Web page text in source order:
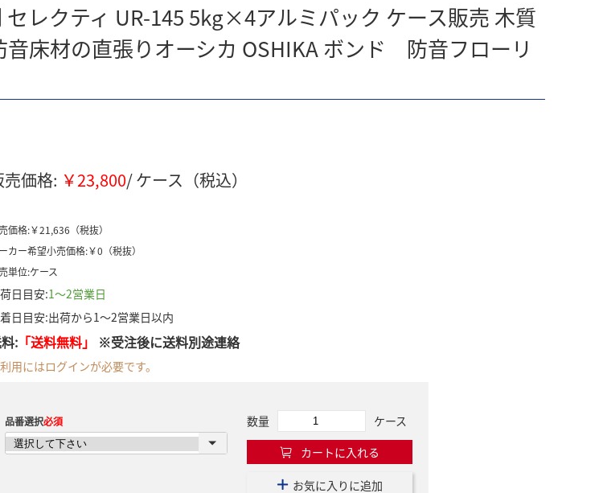
セレクティ UR-145 5kg×4アルミパック ケース販売 木質
床材の直張りオーシカ OSHIKA ボンド 防音フローリ
売価格: ￥23,800/ ケース（税込）
価格:￥21,636（税抜）
カー希望小売価格:￥0（税抜）
単位:ケース
日目安:1～2営業日
日目安:出荷から1～2営業日以内
: 「送料無料」 ※受注後に送料別途連絡
用にはログインが必要です。
品番選択必須 数量
ケース
カートに入れる
お気に入りに追加